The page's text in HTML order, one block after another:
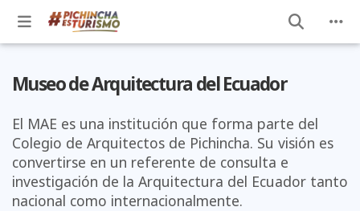
Museo de Arquitectura del Ecuador
El MAE es una institución que forma parte del
Colegio de Arquitectos de Pichincha. Su visión es
convertirse en un referente de consulta e
investigación de la Arquitectura del Ecuador tanto
nacional como internacionalmente.